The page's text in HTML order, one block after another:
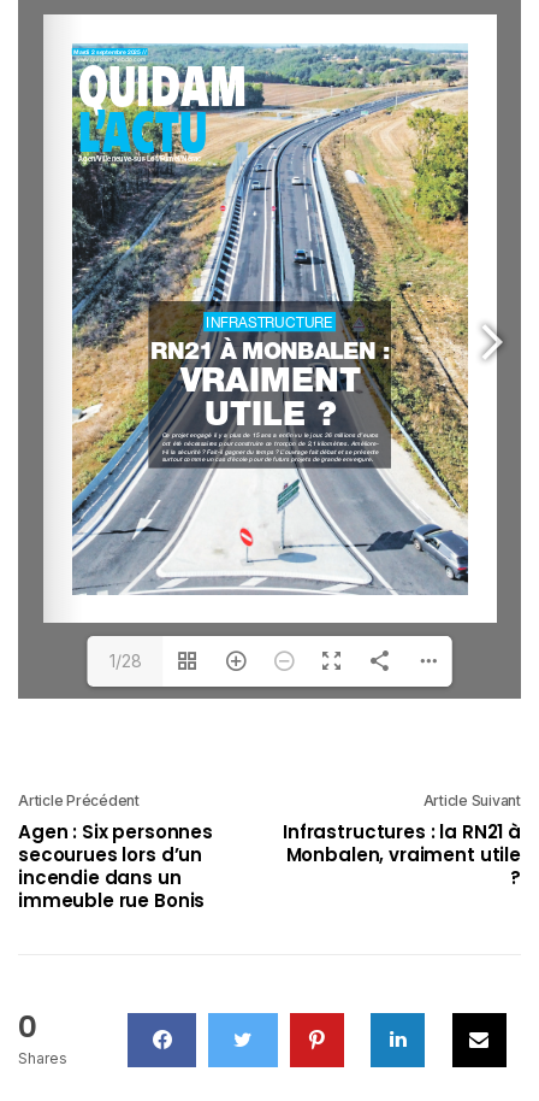
1/28
Article Précédent
Agen : Six personnes
secourues lors d’un
incendie dans un
immeuble rue Bonis
Article Suivant
Infrastructures : la RN21 à
Monbalen, vraiment utile
?
0
Shares